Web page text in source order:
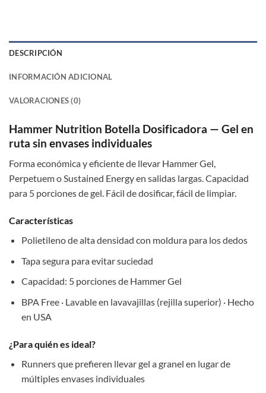
DESCRIPCIÓN
INFORMACIÓN ADICIONAL
VALORACIONES (0)
Hammer Nutrition Botella Dosificadora — Gel en
ruta sin envases individuales
Forma económica y eficiente de llevar Hammer Gel,
Perpetuem o Sustained Energy en salidas largas. Capacidad
para 5 porciones de gel. Fácil de dosificar, fácil de limpiar.
Características
Polietileno de alta densidad con moldura para los dedos
Tapa segura para evitar suciedad
Capacidad: 5 porciones de Hammer Gel
BPA Free · Lavable en lavavajillas (rejilla superior) · Hecho
en USA
¿Para quién es ideal?
Runners que prefieren llevar gel a granel en lugar de
múltiples envases individuales